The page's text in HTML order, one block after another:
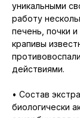
уникальными
работу
печень, почки
крапивы
действиями.
• Состав
биологически